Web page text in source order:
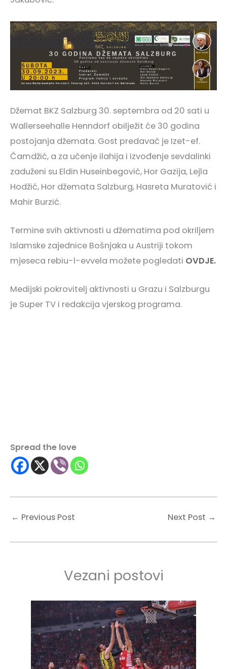
Džemat BKZ Salzburg 30. septembra od 20 sati u
Wallerseehalle Henndorf obilježit će 30 godina
postojanja džemata. Gost predavač je Izet-ef.
Čamdžić, a za učenje ilahija i izvođenje sevdalinki
zaduženi su Eldin Huseinbegović, Hor Gazija, Lejla
Hodžić, Hor džemata Salzburg, Hasreta Muratović i
Mahir Burzić.
Termine svih aktivnosti u džematima pod okriljem
Islamske zajednice Bošnjaka u Austriji tokom
mjeseca rebiu-l-evvela možete pogledati OVDJE.
Medijski pokrovitelj aktivnosti u Grazu i Salzburgu
je Super TV i redakcija vjerskog programa.
Spread the love
← Previous Post Next Post →
Vezani postovi